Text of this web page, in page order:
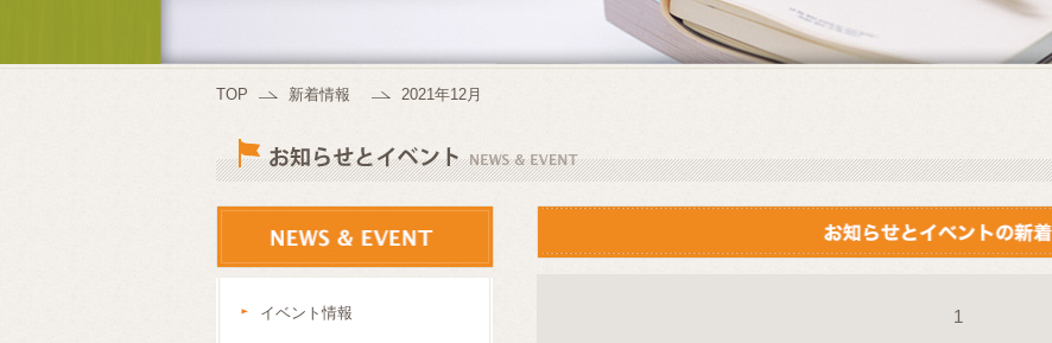
TOP 新着情報 2021年12月
イベント情報 1